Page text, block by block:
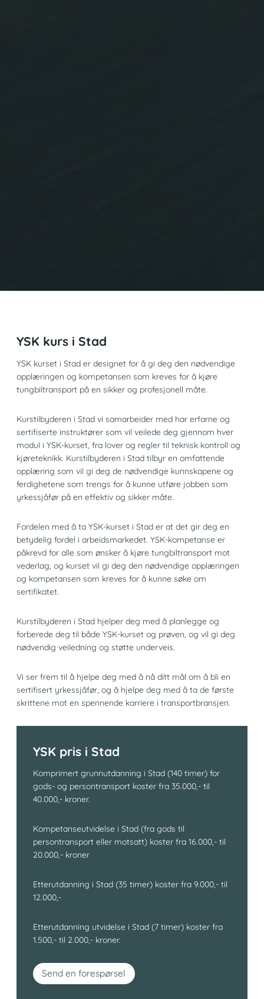
YSK kurs i Stad
YSK kurset i Stad er designet for å gi deg den nødvendige
opplæringen og kompetansen som kreves for å kjøre
tungbiltransport på en sikker og profesjonell måte.
Kurstilbyderen i Stad vi samarbeider med har erfarne og
sertifiserte instruktører som vil veilede deg gjennom hver
modul i YSK-kurset, fra lover og regler til teknisk kontroll og
kjøreteknikk. Kurstilbyderen i Stad tilbyr en omfattende
opplæring som vil gi deg de nødvendige kunnskapene og
ferdighetene som trengs for å kunne utføre jobben som
yrkessjåfør på en effektiv og sikker måte.
Fordelen med å ta YSK-kurset i Stad er at det gir deg en
betydelig fordel i arbeidsmarkedet. YSK-kompetanse er
påkrevd for alle som ønsker å kjøre tungbiltransport mot
vederlag, og kurset vil gi deg den nødvendige opplæringen
og kompetansen som kreves for å kunne søke om
sertifikatet.
Kurstilbyderen i Stad hjelper deg med å planlegge og
forberede deg til både YSK-kurset og prøven, og vil gi deg
nødvendig veiledning og støtte underveis.
Vi ser frem til å hjelpe deg med å nå ditt mål om å bli en
sertifisert yrkessjåfør, og å hjelpe deg med å ta de første
skrittene mot en spennende karriere i transportbransjen.
YSK pris i Stad
Komprimert grunnutdanning i Stad (140 timer) for
gods- og persontransport koster fra 35.000,- til
40.000,- kroner.
Kompetanseutvidelse i Stad (fra gods til
persontransport eller motsatt) koster fra 16.000,- til
20.000,- kroner
Etterutdanning i Stad (35 timer) koster fra 9.000,- til
12.000,-
Etterutdanning utvidelse i Stad (7 timer) koster fra
1.500,- til 2.000,- kroner.
Send en forespørsel